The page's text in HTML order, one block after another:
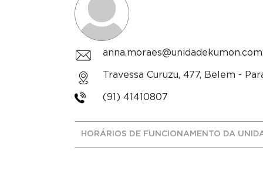
Travessa Curuzu, 477, Belem -
(91) 41410807
HORÁRIOS DE FUNCIONAMENTO DA